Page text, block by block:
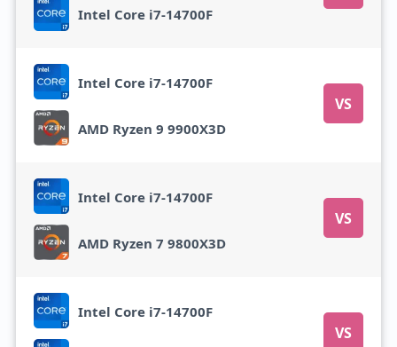
Intel Core i7-14700F
Intel Core i7-14700F
VS
AMD Ryzen 9 9900X3D
Intel Core i7-14700F
VS
AMD Ryzen 7 9800X3D
Intel Core i7-14700F
VS